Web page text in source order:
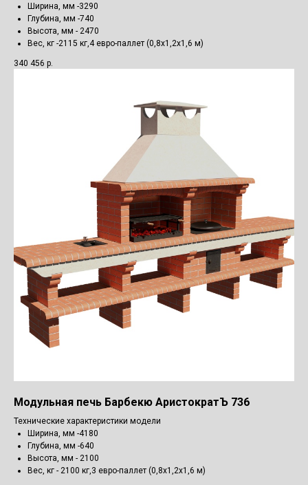
Ширина, мм -3290
Глубина, мм -740
Высота, мм - 2470
Вес, кг -2115 кг,4 евро-паллет (0,8х1,2х1,6 м)
340 456 р.
Модульная печь Барбекю АристократЪ 736
Технические характеристики модели
Ширина, мм -4180
Глубина, мм -640
Высота, мм - 2100
Вес, кг - 2100 кг,3 евро-паллет (0,8х1,2х1,6 м)